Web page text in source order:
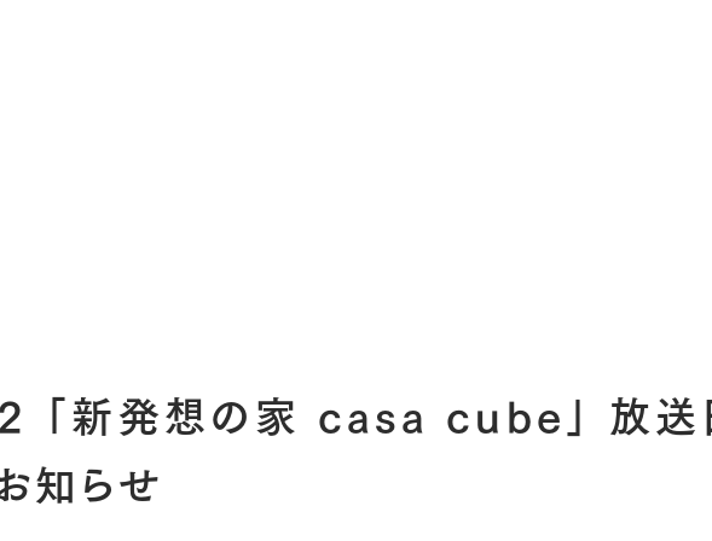
「新発想の家 casa cube」 放送
知らせ